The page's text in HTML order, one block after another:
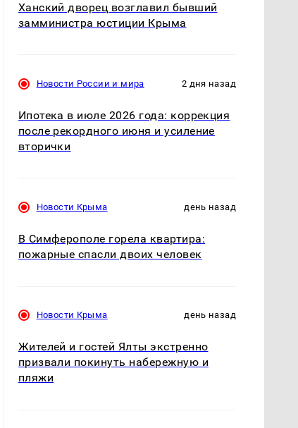
Ханский дворец возглавил бывший
замминистра юстиции Крыма
Новости России и мира 2 дня назад
Ипотека в июле 2026 года: коррекция
после рекордного июня и усиление
вторички
Новости Крыма день назад
В Симферополе горела квартира:
пожарные спасли двоих человек
Новости Крыма день назад
Жителей и гостей Ялты экстренно
призвали покинуть набережную и
пляжи